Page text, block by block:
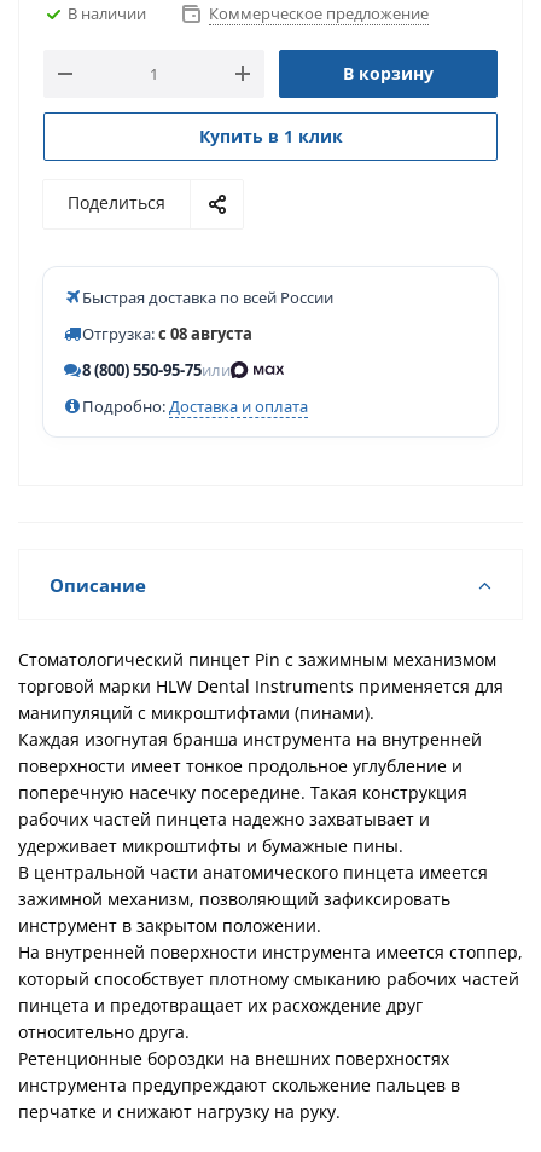
В наличии Коммерческое предложение
В корзину
Купить в 1 клик
Поделиться
Быстрая доставка по всей России
Отгрузка:с 08 августа
8 (800) 550-95-75или
Подробно:Доставка и оплата
Описание
Стоматологический пинцет Pin с зажимным механизмом
торговой марки HLW Dental Instruments применяется для
манипуляций с микроштифтами (пинами).
Каждая изогнутая бранша инструмента на внутренней
поверхности имеет тонкое продольное углубление и
поперечную насечку посередине. Такая конструкция
рабочих частей пинцета надежно захватывает и
удерживает микроштифты и бумажные пины.
В центральной части анатомического пинцета имеется
зажимной механизм, позволяющий зафиксировать
инструмент в закрытом положении.
На внутренней поверхности инструмента имеется стоппер,
который способствует плотному смыканию рабочих частей
пинцета и предотвращает их расхождение друг
относительно друга.
Ретенционные бороздки на внешних поверхностях
инструмента предупреждают скольжение пальцев в
перчатке и снижают нагрузку на руку.